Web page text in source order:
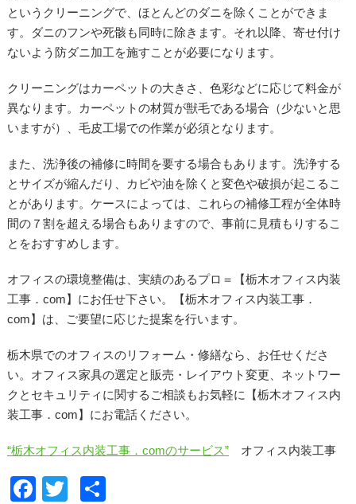
というクリーニングで、ほとんどのダニを除くことができま
す。ダニのフンや死骸も同時に除きます。それ以降、寄せ付け
ないよう防ダニ加工を施すことが必要になります。
クリーニングはカーペットの大きさ、色彩などに応じて料金が
異なります。カーペットの材質が獣毛である場合（少ないと思
いますが）、毛皮工場での作業が必須となります。
また、洗浄後の補修に時間を要する場合もあります。洗浄する
とサイズが縮んだり、カビや油を除くと変色や破損が起こるこ
とがあります。ケースによっては、これらの補修工程が全体時
間の７割を超える場合もありますので、事前に見積もりするこ
とをおすすめします。
オフィスの環境整備は、実績のあるプロ＝【栃木オフィス内装
工事．com】にお任せ下さい。【栃木オフィス内装工事．
com】は、ご要望に応じた提案を行います。
栃木県でのオフィスのリフォーム・修繕なら、お任せくださ
い。オフィス家具の選定と販売・レイアウト変更、ネットワー
クとセキュリティに関するご相談もお気軽に【栃木オフィス内
装工事．com】にお電話ください。
“栃木オフィス内装工事．comのサービス”オフィス内装工事
F T
共